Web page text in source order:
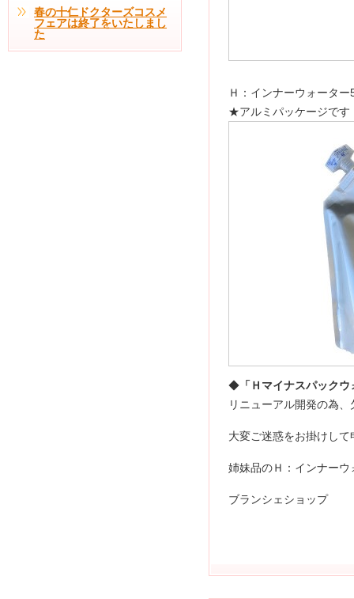
春の十仁ドクターズコスメ
フェアは終了をいたしまし
た
Ｈ：インナーウォータ
★アルミパッケージです
◆ 「Ｈマイナスパック
リニューアル開発の為
大変ご迷惑をお掛けし
姉妹品のＨ：インナー
ブランシェショップ